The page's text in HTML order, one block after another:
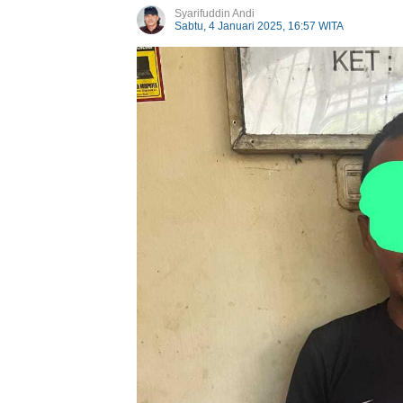
Syarifuddin Andi
Sabtu, 4 Januari 2025, 16:57 WITA